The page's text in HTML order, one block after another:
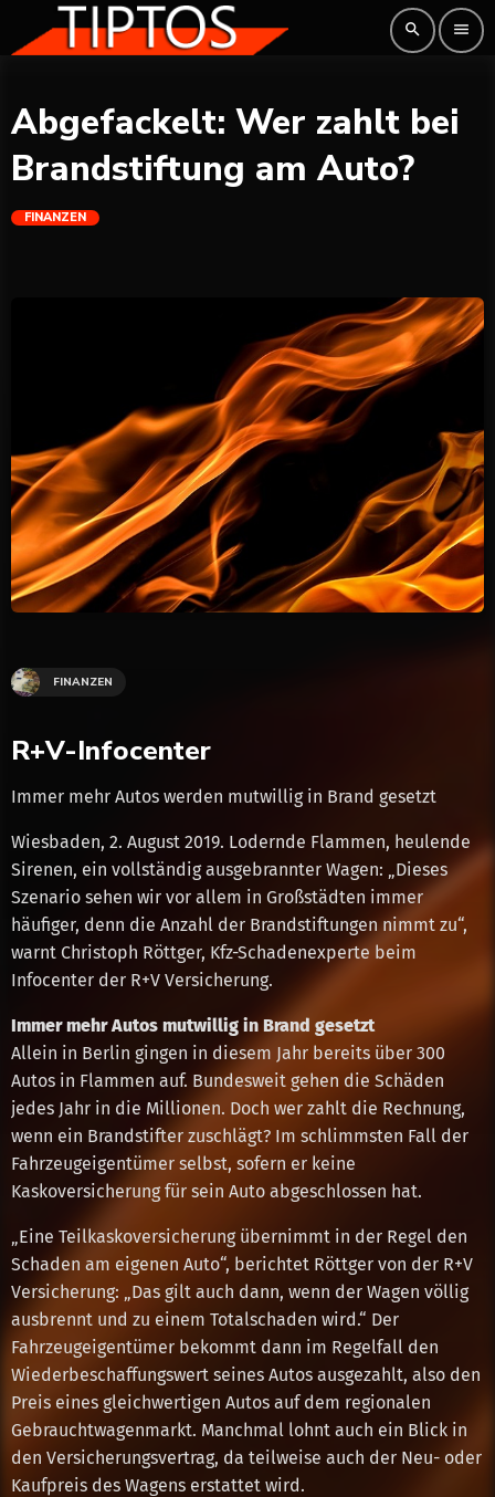
search menu
Abgefackelt: Wer zahlt bei
Brandstiftung am Auto?
FINANZEN
FINANZEN
R+V-Infocenter
Immer mehr Autos werden mutwillig in Brand gesetzt
Wiesbaden, 2. August 2019. Lodernde Flammen, heulende
Sirenen, ein vollständig ausgebrannter Wagen: „Dieses
Szenario sehen wir vor allem in Großstädten immer
häufiger, denn die Anzahl der Brandstiftungen nimmt zu“,
warnt Christoph Röttger, Kfz-Schadenexperte beim
Infocenter der R+V Versicherung.
Immer mehr Autos mutwillig in Brand gesetzt
Allein in Berlin gingen in diesem Jahr bereits über 300
Autos in Flammen auf. Bundesweit gehen die Schäden
jedes Jahr in die Millionen. Doch wer zahlt die Rechnung,
wenn ein Brandstifter zuschlägt? Im schlimmsten Fall der
Fahrzeugeigentümer selbst, sofern er keine
Kaskoversicherung für sein Auto abgeschlossen hat.
„Eine Teilkaskoversicherung übernimmt in der Regel den
Schaden am eigenen Auto“, berichtet Röttger von der R+V
Versicherung: „Das gilt auch dann, wenn der Wagen völlig
ausbrennt und zu einem Totalschaden wird.“ Der
Fahrzeugeigentümer bekommt dann im Regelfall den
Wiederbeschaffungswert seines Autos ausgezahlt, also den
Preis eines gleichwertigen Autos auf dem regionalen
Gebrauchtwagenmarkt. Manchmal lohnt auch ein Blick in
den Versicherungsvertrag, da teilweise auch der Neu- oder
Kaufpreis des Wagens erstattet wird.